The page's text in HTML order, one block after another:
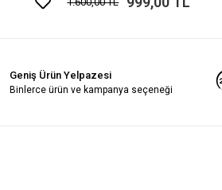
Geniş Ürün Yelpazesi
Binlerce ürün ve kampanya seçeneği